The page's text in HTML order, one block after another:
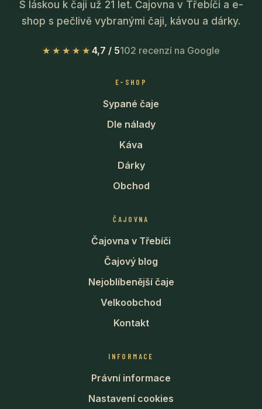
S láskou k čaji už 21 let. Čajovna v Třebíči a e-
shop s pečlivě vybranými čaji, kávou a dárky.
★★★★★ 4,7 / 5102 recenzí na Google
E-SHOP
Sypané čaje
Dle nálady
Káva
Dárky
Obchod
ČAJOVNA
Čajovna v Třebíči
Čajový blog
Nejoblíbenější čaje
Velkoobchod
Kontakt
INFORMACE
Právní informace
Nastavení cookies